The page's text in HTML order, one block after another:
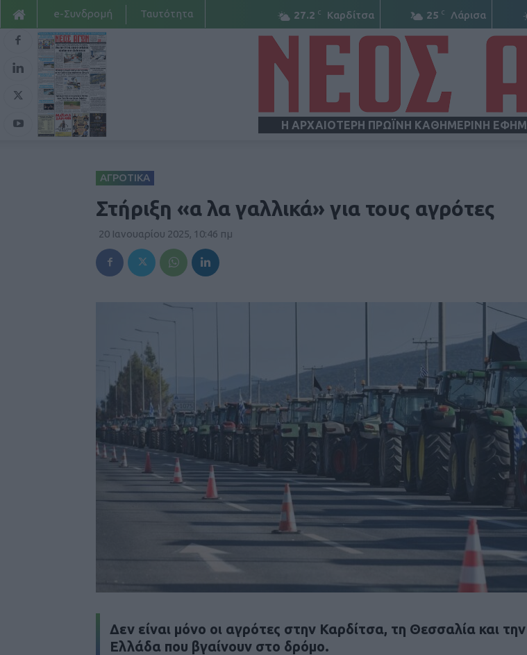
27.2 C Καρδίτσα 25 C Λάρισα
e-Συνδρομή Ταυτότητα
Η ΑΡΧΑΙΟΤΕΡΗ ΠΡΩΪΝΗ ΚΑΘΗΜΕΡΙΝΗ
ΑΓΡΟΤΙΚΑ
Στήριξη «α λα γαλλικά» για τους αγρότες
20 Ιανουαρίου 2025, 10:46 πμ
Δεν είναι μόνο οι αγρότες στην Καρδίτσα, τη Θεσσαλία και την
Ελλάδα που βγαίνουν στο δρόμο.